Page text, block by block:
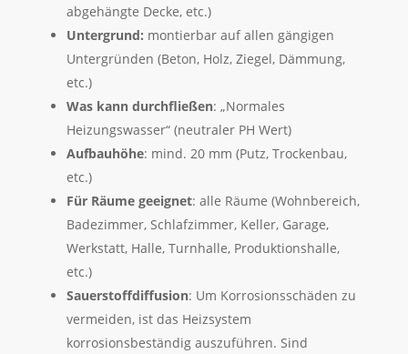
abgehängte Decke, etc.)
Untergrund: montierbar auf allen gängigen
Untergründen (Beton, Holz, Ziegel, Dämmung,
etc.)
Was kann durchfließen: „Normales
Heizungswasser“ (neutraler PH Wert)
Aufbauhöhe: mind. 20 mm (Putz, Trockenbau,
etc.)
Für Räume geeignet: alle Räume (Wohnbereich,
Badezimmer, Schlafzimmer, Keller, Garage,
Werkstatt, Halle, Turnhalle, Produktionshalle,
etc.)
Sauerstoffdiffusion: Um Korrosionsschäden zu
vermeiden, ist das Heizsystem
korrosionsbeständig auszuführen. Sind